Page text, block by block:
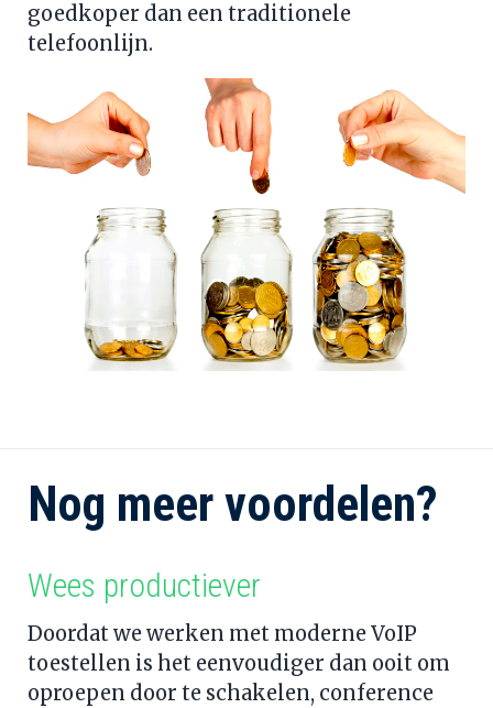
goedkoper dan een traditionele
telefoonlijn.
Nog meer voordelen?
Wees productiever
Doordat we werken met moderne VoIP
toestellen is het eenvoudiger dan ooit om
oproepen door te schakelen, conference